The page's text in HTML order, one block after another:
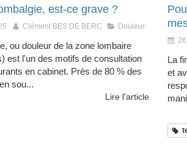
est-ce grave ?
Clément BES DE BERC Douleur
ou douleur de la zone lombaire
est l'un des motifs de consultation
en cabinet. Près de 80 % des
sou...
Lire l'article
La
et